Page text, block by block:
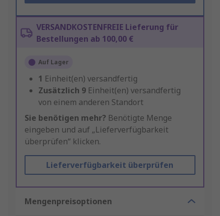
VERSANDKOSTENFREIE Lieferung für
Bestellungen ab 100,00 €
Auf Lager
1 Einheit(en) versandfertig
Zusätzlich 9 Einheit(en) versandfertig
von einem anderen Standort
Sie benötigen mehr? Benötigte Menge
eingeben und auf „Lieferverfügbarkeit
überprüfen“ klicken.
Lieferverfügbarkeit überprüfen
Mengenpreisoptionen